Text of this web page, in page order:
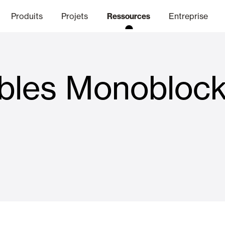
Produits Projets Ressources
Finitions
Entreprise
Éthique